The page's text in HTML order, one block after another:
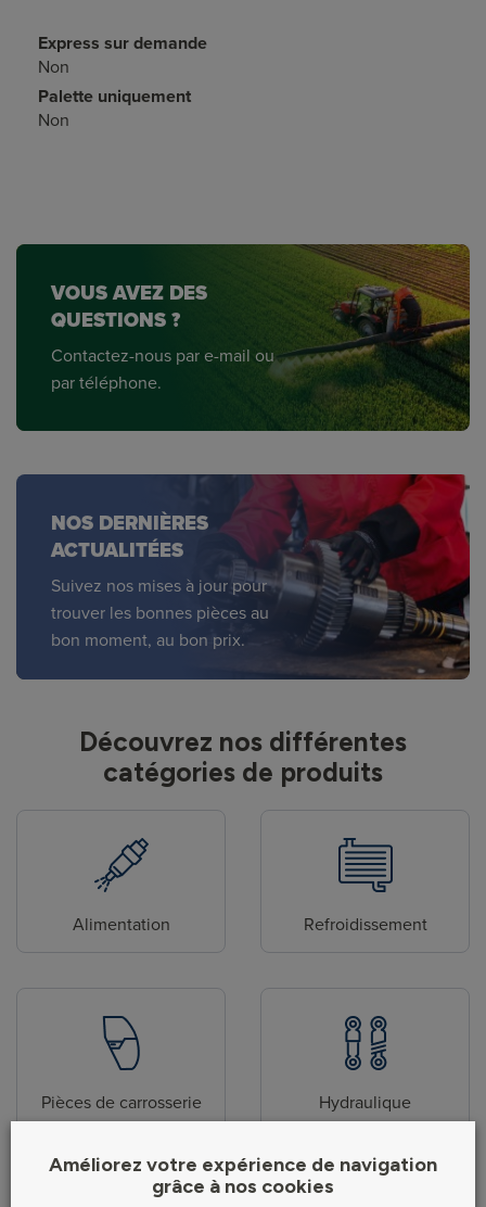
Express sur demande
Non
Palette uniquement
Non
VOUS AVEZ DES
QUESTIONS ?
Contactez-nous par e-mail ou
par téléphone.
NOS DERNIÈRES
ACTUALITÉES
Suivez nos mises à jour pour
trouver les bonnes pièces au
bon moment, au bon prix.
Découvrez nos différentes
catégories de produits
Alimentation Refroidissement
Pièces de carrosserie Hydraulique
Améliorez votre expérience de navigation
grâce à nos cookies